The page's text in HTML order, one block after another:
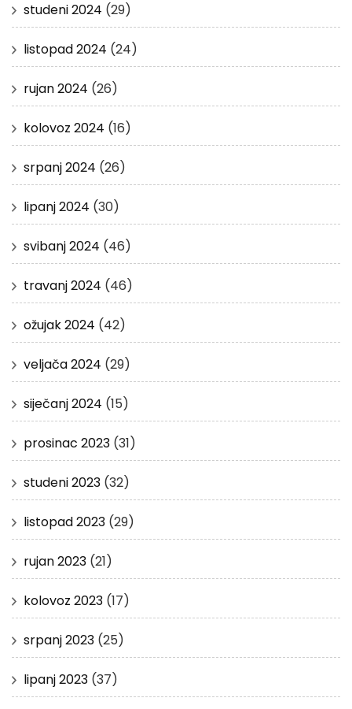
studeni 2024 (29)
listopad 2024 (24)
rujan 2024 (26)
kolovoz 2024 (16)
srpanj 2024 (26)
lipanj 2024 (30)
svibanj 2024 (46)
travanj 2024 (46)
ožujak 2024 (42)
veljača 2024 (29)
siječanj 2024 (15)
prosinac 2023 (31)
studeni 2023 (32)
listopad 2023 (29)
rujan 2023 (21)
kolovoz 2023 (17)
srpanj 2023 (25)
lipanj 2023 (37)